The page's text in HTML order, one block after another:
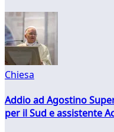
Chiesa
Addio ad Agostino
per il Sud e assistente